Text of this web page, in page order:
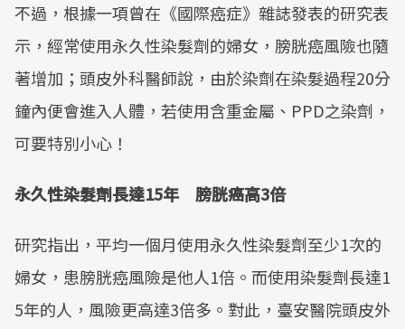
不過，根據一項曾在《國際癌症》雜誌發表的研究表
示，經常使用永久性染髮劑的婦女，膀胱癌風險也隨
著增加；頭皮外科醫師說，由於染劑在染髮過程20分
鐘內便會進入人體，若使用含重金屬、PPD之染劑，
可要特別小心！
永久性染髮劑長達15年 膀胱癌高3倍
研究指出，平均一個月使用永久性染髮劑至少1次的
婦女，患膀胱癌風險是他人1倍。而使用染髮劑長達1
5年的人，風險更高達3倍多。對此，臺安醫院頭皮外